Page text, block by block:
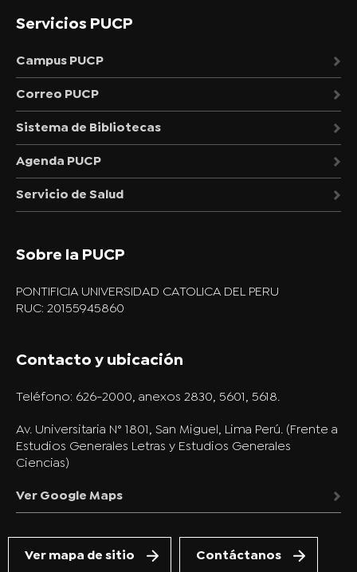
Servicios PUCP
Campus PUCP
Correo PUCP
Sistema de Bibliotecas
Agenda PUCP
Servicio de Salud
Sobre la PUCP
PONTIFICIA UNIVERSIDAD CATOLICA DEL PERU
RUC: 20155945860
Contacto y ubicación
Teléfono: 626-2000, anexos 2830, 5601, 5618.
Av. Universitaria N° 1801, San Miguel, Lima Perú. (Frente a
Estudios Generales Letras y Estudios Generales
Ciencias)
Ver Google Maps
Ver mapa de sitio Contáctanos